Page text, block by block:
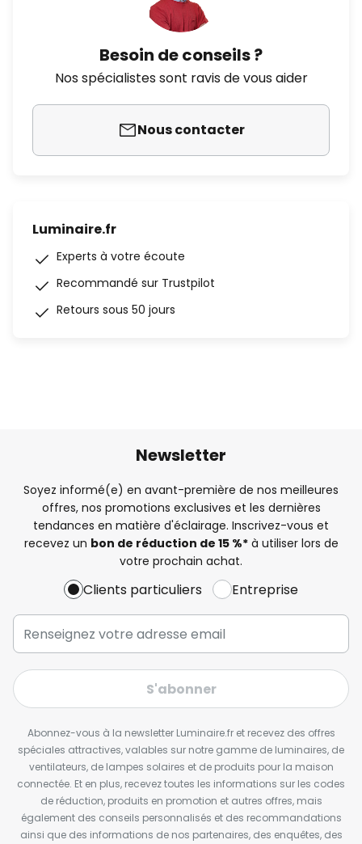
Besoin de conseils ?
Nos spécialistes sont ravis de vous aider
Nous contacter
Luminaire.fr
Experts à votre écoute
Recommandé sur Trustpilot
Retours sous 50 jours
Newsletter
Soyez informé(e) en avant-première de nos meilleures
offres, nos promotions exclusives et les dernières
tendances en matière d'éclairage. Inscrivez-vous et
recevez un bon de réduction de 15 %*à utiliser lors de
votre prochain achat.
Clients particuliers Entreprise
S'abonner
Abonnez-vous à la newsletter Luminaire.fr et recevez des offres
spéciales attractives, valables sur notre gamme de luminaires, de
ventilateurs, de lampes solaires et de produits pour la maison
connectée. Et en plus, recevez toutes les informations sur les codes
de réduction, produits en promotion et autres offres, mais
également des conseils personnalisés et des recommandations
ainsi que des informations de nos partenaires, des enquêtes, des